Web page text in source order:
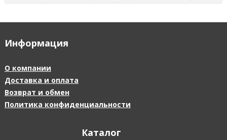
Информация
О компании
Доставка и оплата
Возврат и обмен
Политика конфиденциальности
Каталог